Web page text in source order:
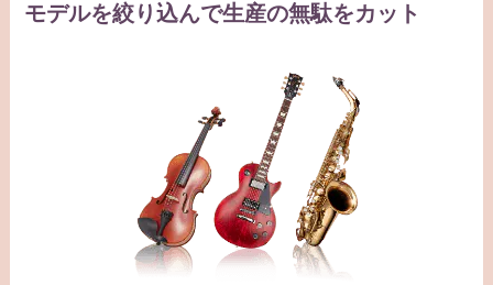
モデルを絞り込んで生産の無駄をカット